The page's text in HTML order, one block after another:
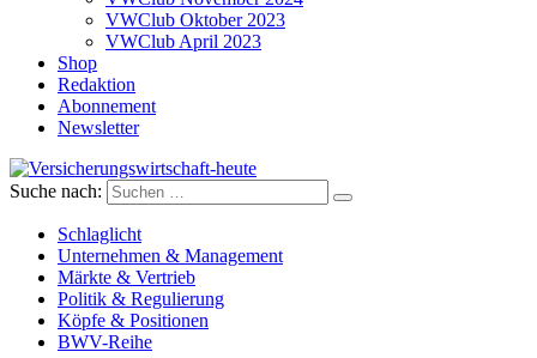
VWClub Oktober 2023
VWClub April 2023
Shop
Redaktion
Abonnement
Newsletter
Versicherungswirtschaft-heute
Suche nach:
Schlaglicht
Unternehmen & Management
Märkte & Vertrieb
Politik & Regulierung
Köpfe & Positionen
BWV-Reihe